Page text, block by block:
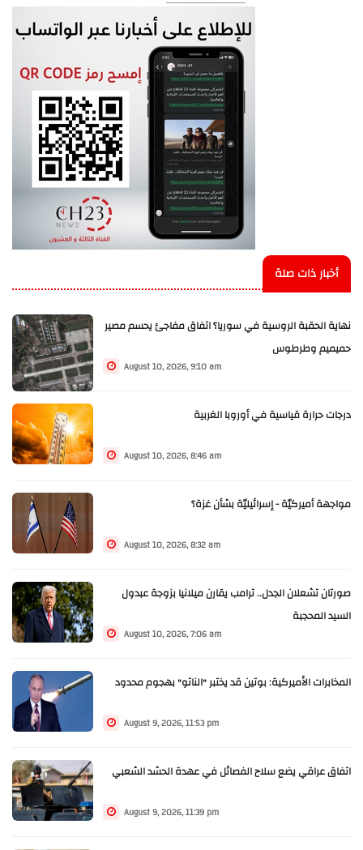
أخبار ذات صلة
نهاية الحقبة الروسية في سوريا؟ اتفاق مفاجئ يحسم مصير
حميميم وطرطوس
August 10, 2026, 9:10 am
درجات حرارة قياسية في أوروبا الغربية
August 10, 2026, 8:46 am
مواجهة أميركيّة - إسرائيليّة بشأن غزة؟
August 10, 2026, 8:32 am
صورتان تشعلان الجدل.. ترامب يقارن ميلانيا بزوجة عبدول
السيد المحجبة
August 10, 2026, 7:06 am
المخابرات الأميركية: بوتين قد يختبر "الناتو" بهجوم محدود
August 9, 2026, 11:53 pm
اتفاق عراقي يضع سلاح الفصائل في عهدة الحشد الشعبي
August 9, 2026, 11:39 pm